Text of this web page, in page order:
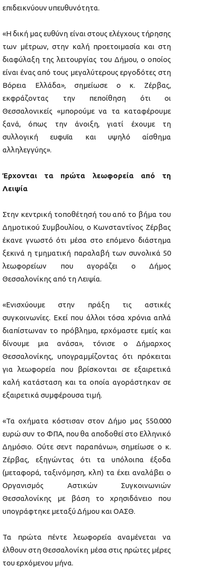
επιδεικνύουν υπευθυνότητα.
«Η δική μας ευθύνη είναι στους ελέγχους τήρησης
των μέτρων, στην καλή προετοιμασία και στη
διαφύλαξη της λειτουργίας του Δήμου, ο οποίος
είναι ένας από τους μεγαλύτερους εργοδότες στη
Βόρεια Ελλάδα», σημείωσε ο κ. Ζέρβας,
εκφράζοντας την πεποίθηση ότι οι
Θεσσαλονικείς «μπορούμε να τα καταφέρουμε
ξανά, όπως την άνοιξη, γιατί έχουμε τη
συλλογική ευφυΐα και υψηλό αίσθημα
αλληλεγγύης».
Έρχονται τα πρώτα λεωφορεία από τη
Λειψία
Στην κεντρική τοποθέτησή του από το βήμα του
Δημοτικού Συμβουλίου, ο Κωνσταντίνος Ζέρβας
έκανε γνωστό ότι μέσα στο επόμενο διάστημα
ξεκινά η τμηματική παραλαβή των συνολικά 50
λεωφορείων που αγοράζει ο Δήμος
Θεσσαλονίκης από τη Λειψία.
«Ενισχύουμε στην πράξη τις αστικές
συγκοινωνίες. Εκεί που άλλοι τόσα χρόνια απλά
διαπίστωναν το πρόβλημα, ερχόμαστε εμείς και
δίνουμε μια ανάσα», τόνισε ο Δήμαρχος
Θεσσαλονίκης, υπογραμμίζοντας ότι πρόκειται
για λεωφορεία που βρίσκονται σε εξαιρετικά
καλή κατάσταση και τα οποία αγοράστηκαν σε
εξαιρετικά συμφέρουσα τιμή.
«Τα οχήματα κόστισαν στον Δήμο μας 550.000
ευρώ συν το ΦΠΑ, που θα αποδοθεί στο Ελληνικό
Δημόσιο. Ούτε σεντ παραπάνω», σημείωσε ο κ.
Ζέρβας, εξηγώντας ότι τα υπόλοιπα έξοδα
(μεταφορά, ταξινόμηση, κλπ) τα έχει αναλάβει ο
Οργανισμός Αστικών Συγκοινωνιών
Θεσσαλονίκης με βάση το χρησιδάνειο που
υπογράφτηκε μεταξύ Δήμου και ΟΑΣΘ.
Τα πρώτα πέντε λεωφορεία αναμένεται να
έλθουν στη Θεσσαλονίκη μέσα στις πρώτες μέρες
του ερχόμενου μήνα.